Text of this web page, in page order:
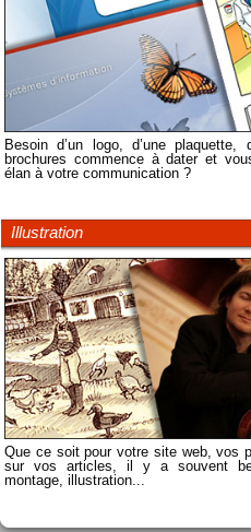
Besoin d’un logo, d’une
brochures commence à dater et
élan à votre communication ?
Illustration
Que ce soit pour votre site web, vos
sur vos articles, il y a souvent
montage, illustration...